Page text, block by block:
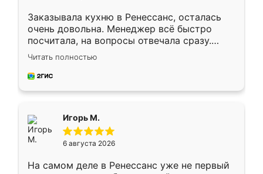
Заказывала кухню в Ренессанс, осталась
очень довольна. Менеджер всё быстро
посчитала, на вопросы отвечала сразу.
Замерщик приехал в субботу, подошёл к
делу со всей ответственностью. Собрали
за день, ребята работали аккуратно, даже
Читать полностью
Игорь М.
6 августа 2026
На самом деле в Ренессанс уже не первый